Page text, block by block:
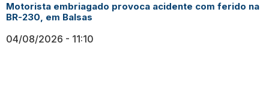
Motorista embriagado provoca acidente com ferido na
BR-230, em Balsas
04/08/2026 11:10